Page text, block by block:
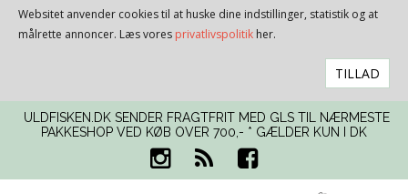
Websitet anvender cookies til at huske dine indstillinger, statistik og at
målrette annoncer. Læs vores privatlivspolitik her.
TILLAD
ULDFISKEN.DK SENDER FRAGTFRIT MED GLS TIL NÆRMESTE
PAKKESHOP VED KØB OVER 700,- * GÆLDER KUN I DK